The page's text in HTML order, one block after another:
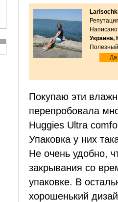
Украина,
Покупаю эти
перепробовала
Huggies Ultra
Упаковка у них
Не очень удобно,
закрывания со
упаковке. В
хорошенький